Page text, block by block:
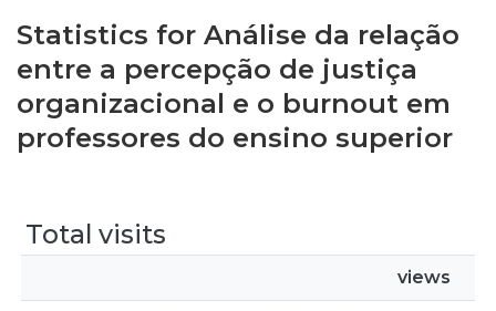
Browse repository
Entities
Statistics for Análise da relação
entre a percepção de justiça
organizacional e o burnout em
professores do ensino superior
Total visits
views